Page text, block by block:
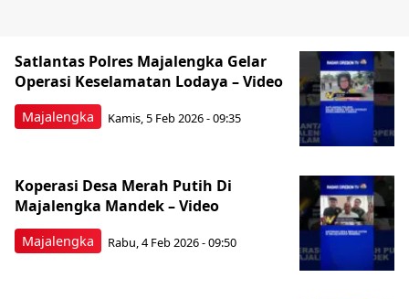
Majalengka
Satlantas Polres Majalengka Gelar
Operasi Keselamatan Lodaya – Video
Kamis, 5 Feb 2026 - 09:35
Majalengka
Koperasi Desa Merah Putih Di
Majalengka Mandek – Video
Rabu, 4 Feb 2026 - 09:50